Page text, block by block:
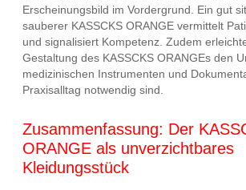
Erscheinungsbild im Vordergrund. Ein gut
sauberer KASSCKS ORANGE vermittelt
und signalisiert Kompetenz. Zudem
Gestaltung des KASSCKS ORANGEs den
medizinischen Instrumenten und
Praxisalltag notwendig sind.
Zusammenfassung: Der
ORANGE als unverzichtbares
Kleidungsstück